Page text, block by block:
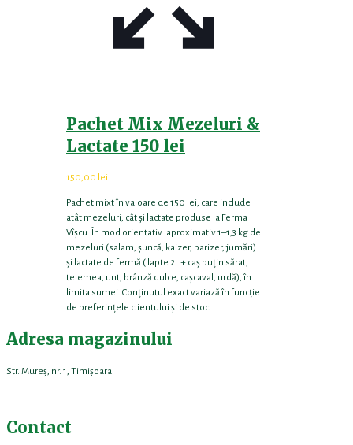
Pachet Mix Mezeluri &
Lactate 150 lei
150,00 lei
Pachet mixt în valoare de 150 lei, care include
atât mezeluri, cât și lactate produse la Ferma
Vîșcu. În mod orientativ: aproximativ 1–1,3 kg de
mezeluri (salam, șuncă, kaizer, parizer, jumări)
și lactate de fermă ( lapte 2L + caș puțin sărat,
telemea, unt, brânză dulce, cașcaval, urdă), în
limita sumei. Conținutul exact variază în funcție
de preferințele clientului și de stoc.
Adresa magazinului
Str. Mureș, nr. 1, Timișoara
Contact